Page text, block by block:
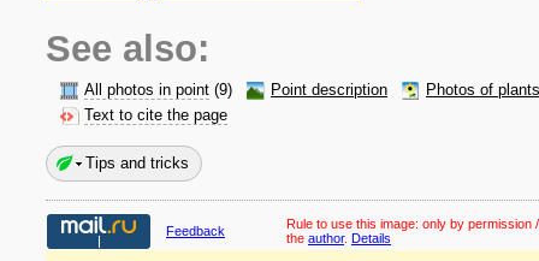
See also:
All photos in point (9) Point description
Photos of
Text to cite the page
Tips and tricks
Feedback Rule to use this image: only by permission
the author. Details